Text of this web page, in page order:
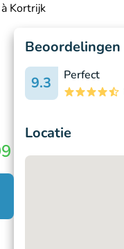
Kortrijk
Beoordelingen
9.3
Perfect
Locatie